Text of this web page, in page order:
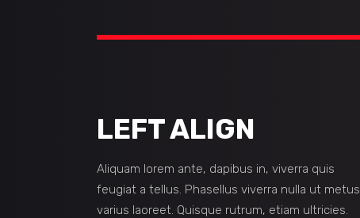
LEFT ALIGN
Aliquam lorem ante, dapibus in, viverra quis
feugiat a tellus. Phasellus viverra nulla ut metus
varius laoreet. Quisque rutrum, etiam ultricies.